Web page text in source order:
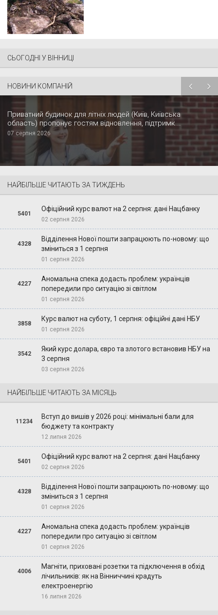
СЬОГОДНІ У ВІННИЦІ
НОВИНИ КОМПАНІЙ
Приватний будинок для літніх людей (Київ, Київська
область) пропонує гостям відновлення, підтримк...
07 серпня 2026
НАЙБІЛЬШЕ ЧИТАЮТЬ ЗА ТИЖДЕНЬ
5401
Офіційний курс валют на 2 серпня: дані Нацбанку
02 серпня 2026
4328
Відділення Нової пошти запрацюють по-новому: що
зміниться з 1 серпня
01 серпня 2026
4227
Аномальна спека додасть проблем: українців
попередили про ситуацію зі світлом
01 серпня 2026
3858
Курс валют на суботу, 1 серпня: офіційні дані НБУ
01 серпня 2026
3542
Який курс долара, євро та злотого встановив НБУ на
3 серпня
03 серпня 2026
НАЙБІЛЬШЕ ЧИТАЮТЬ ЗА МІСЯЦЬ
11234
Вступ до вишів у 2026 році: мінімальні бали для
бюджету та контракту
12 липня 2026
5401
Офіційний курс валют на 2 серпня: дані Нацбанку
02 серпня 2026
4328
Відділення Нової пошти запрацюють по-новому: що
зміниться з 1 серпня
01 серпня 2026
4227
Аномальна спека додасть проблем: українців
попередили про ситуацію зі світлом
01 серпня 2026
4006
Магніти, приховані розетки та підключення в обхід
лічильників: як на Вінниччині крадуть
електроенергію
16 липня 2026